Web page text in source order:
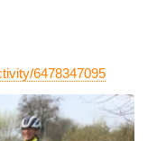
6478347095